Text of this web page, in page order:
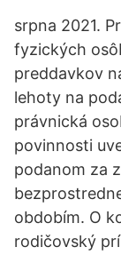
srpna 2021.
fyzických
preddavkov
lehoty na
právnická
povinnosti
podanom za
obdobím. O
rodičovský